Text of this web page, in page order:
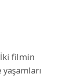
filmin